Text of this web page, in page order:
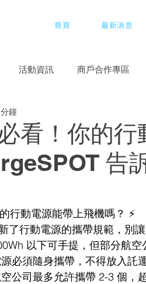
首頁 最新消息
活動資訊 商戶合作專區
看！你的
告
鐘
行動電源能帶上飛機嗎？ ⚡
了行動電源的攜帶規範，別
以下可手提，但部分航空
必須隨身攜帶，不得放入託
公司最多允許攜帶 2-3 個，